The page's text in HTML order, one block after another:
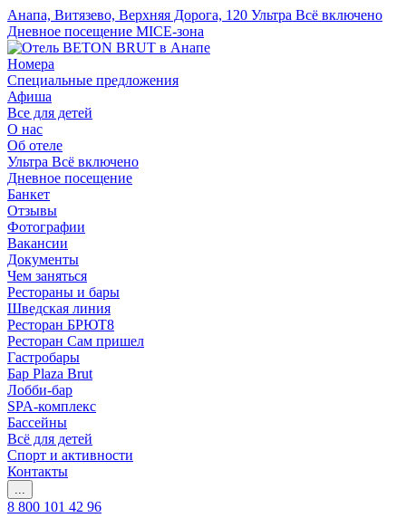
Анапа, Витязево, Верхняя Дорога, 120 Ультра Всё включено
Дневное посещение MICE-зона
Номера
Специальные предложения
Афиша
Все для детей
О нас
Об отеле
Ультра Всё включено
Дневное посещение
Банкет
Отзывы
Фотографии
Вакансии
Документы
Чем заняться
Рестораны и бары
Шведская линия
Ресторан БРЮТ8
Ресторан Сам пришел
Гастробары
Бар Plaza Brut
Лобби-бар
SPA-комплекс
Бассейны
Всё для детей
Спорт и активности
Контакты
...
8 800 101 42 96